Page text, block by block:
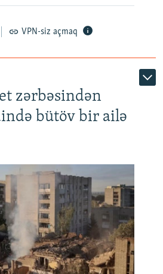
VPN-siz açmaq
zərbəsindən
bütöv bir ailə